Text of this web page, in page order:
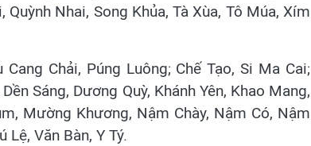
Nhai, Song Khủa, Tà Xùa, Tô Múa, Xím
Chải, Púng Luông; Chế Tạo, Si Ma Cai;
Sáng, Dương Quỳ, Khánh Yên, Khao Mang,
Mường Khương, Nậm Chày, Nậm Có, Nậm
Lệ, Văn Bàn, Y Tý.